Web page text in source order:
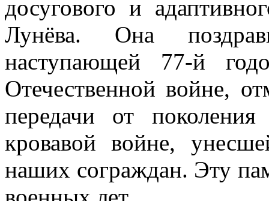
досугового и
Лунёва. Она
наступающей 77-й
Отечественной войне,
передачи от
кровавой войне,
наших сограждан. Эту